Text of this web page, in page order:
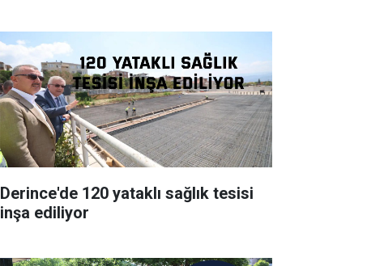
Derince'de 120 yataklı sağlık tesisi
inşa ediliyor